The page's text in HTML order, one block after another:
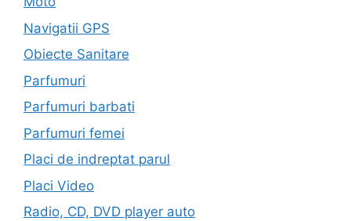
Navigatii GPS
Obiecte Sanitare
Parfumuri
Parfumuri barbati
Parfumuri femei
Placi de indreptat parul
Placi Video
Radio, CD, DVD player auto